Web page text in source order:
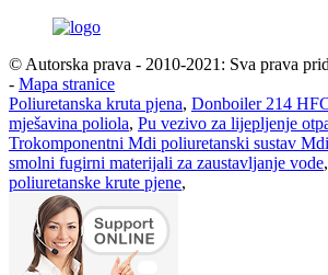
© Autorska prava - 2010-2021: Sva prava
- Mapa stranice
Poliuretanska kruta pjena, Donboiler 214
mješavina poliola, Pu vezivo za lijepljenje
Trokomponentni Mdi poliuretanski sustav Mdi
smolni fugirni materijali za zaustavljanje vode,
poliuretanske krute pjene,